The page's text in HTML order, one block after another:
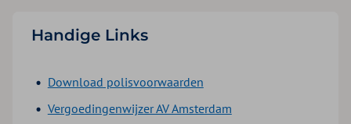
Handige Links
Download polisvoorwaarden
Vergoedingenwijzer AV Amsterdam